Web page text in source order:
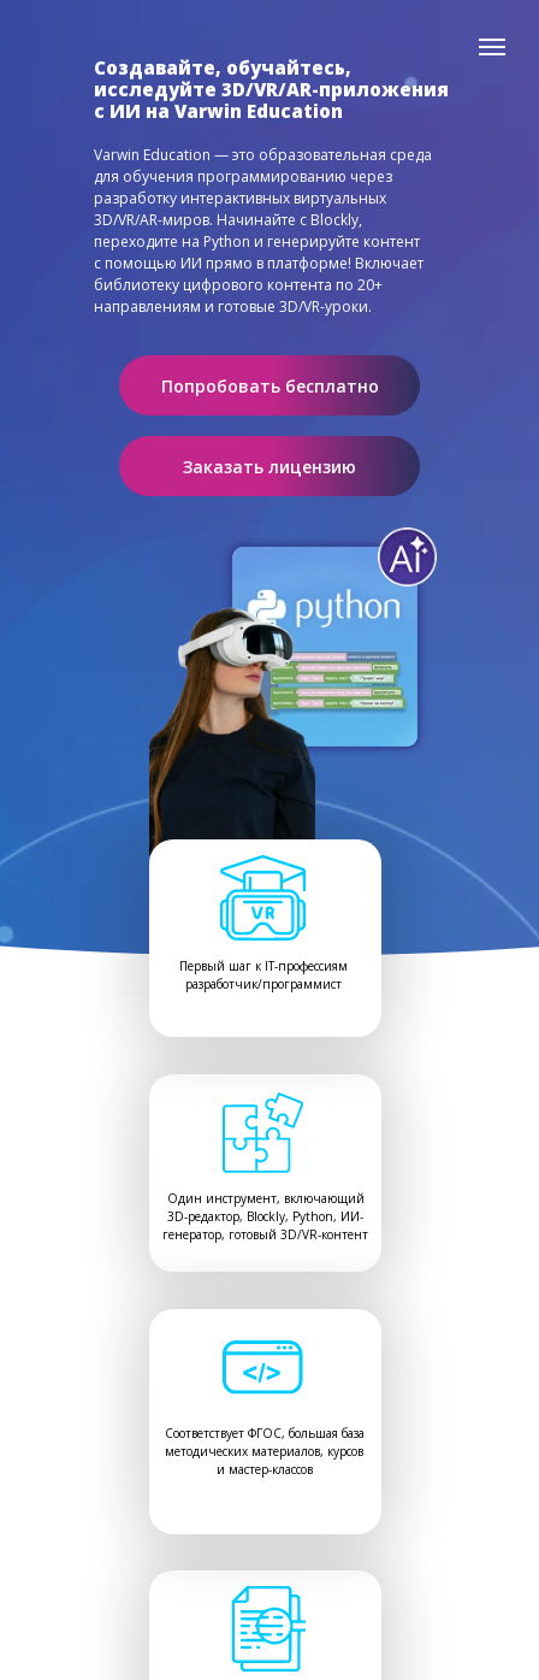
Создавайте, обучайтесь,
исследуйте 3D/VR/AR-приложения
с ИИ на Varwin Education
Varwin Education — это образовательная среда
для обучения программированию через
разработку интерактивных виртуальных
3D/VR/AR-миров. Начинайте с Blockly,
переходите на Python и генерируйте контент
с помощью ИИ прямо в платформе! Включает
библиотеку цифрового контента по 20+
направлениям и готовые 3D/VR-уроки.
Попробовать бесплатно
Заказать лицензию
Один инструмент, включающий
3D-редактор, Blockly, Python, ИИ-
генератор, готовый 3D/VR-контент
Соответствует ФГОС, большая база
методических материалов, курсов
и мастер-классов
Первый шаг к IT-профессиям
разработчик/программист